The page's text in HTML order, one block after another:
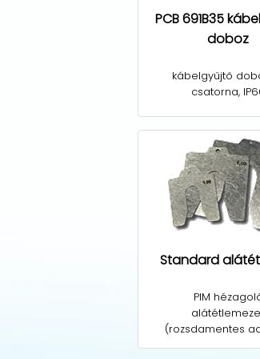
PCB 691B35
doboz
kábelgyűjtő
csatorna,
Standard
PIM
(rozsdamentes